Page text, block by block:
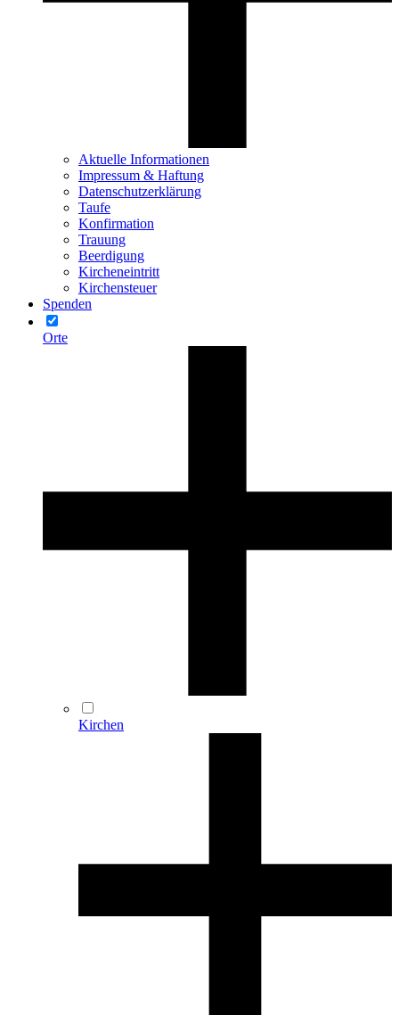
Aktuelle Informationen
Impressum & Haftung
Datenschutzerklärung
Taufe
Konfirmation
Trauung
Beerdigung
Kircheneintritt
Kirchensteuer
Spenden
Orte
Kirchen